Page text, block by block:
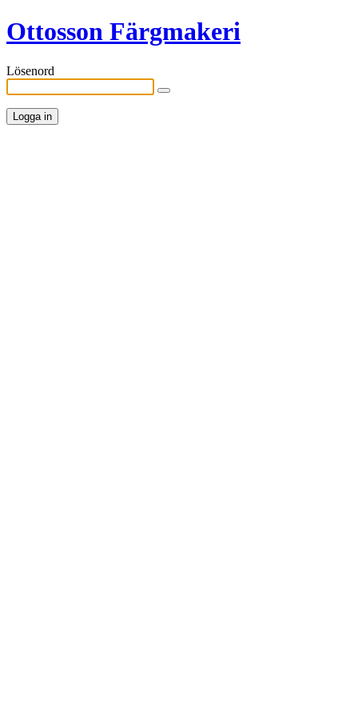
Ottosson Färgmakeri
Lösenord